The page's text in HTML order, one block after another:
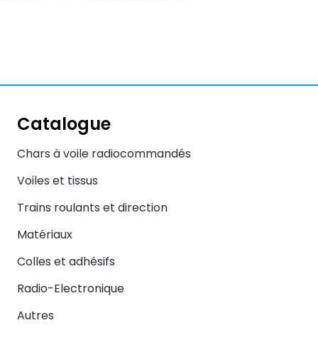
Catalogue
Chars à voile radiocommandés
Voiles et tissus
Trains roulants et direction
Matériaux
Colles et adhésifs
Radio-Electronique
Autres